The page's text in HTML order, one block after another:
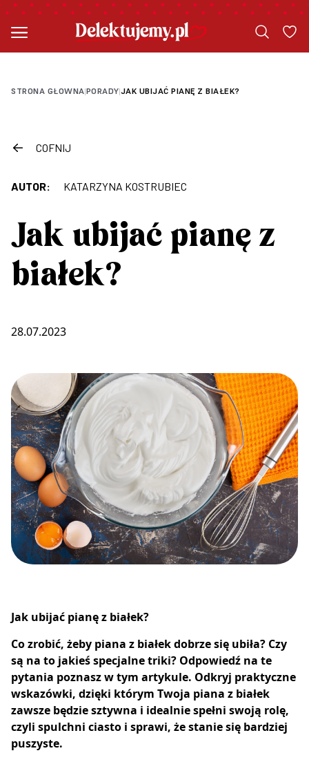
STRONA GŁOWNA|PORADY|JAK UBIJAĆ PIANĘ Z BIAŁEK?
COFNIJ
AUTOR: KATARZYNA KOSTRUBIEC
Jak ubijać pianę z
białek?
28.07.2023
Jak ubijać pianę z białek?
Co zrobić, żeby piana z białek dobrze się ubiła? Czy
są na to jakieś specjalne triki? Odpowiedź na te
pytania poznasz w tym artykule. Odkryj praktyczne
wskazówki, dzięki którym Twoja piana z białek
zawsze będzie sztywna i idealnie spełni swoją rolę,
czyli spulchni ciasto i sprawi, że stanie się bardziej
puszyste.